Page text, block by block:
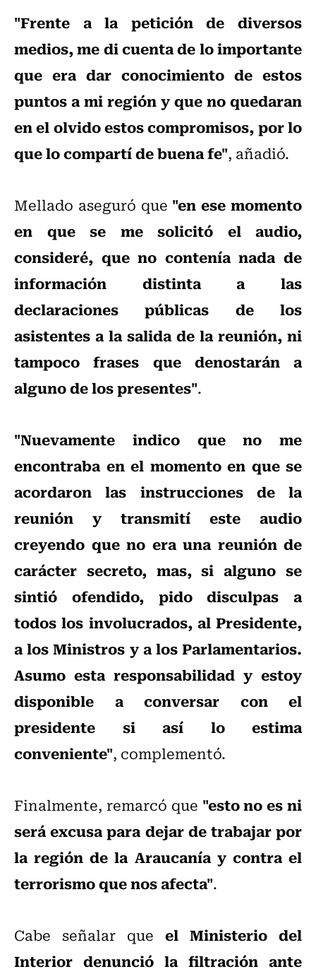
"Frente a la petición de diversos
medios, me di cuenta de lo importante
que era dar conocimiento de estos
puntos a mi región y que no quedaran
en el olvido estos compromisos, por lo
que lo compartí de buena fe", añadió.
Mellado aseguró que "en ese momento
en que se me solicitó el audio,
consideré, que no contenía nada de
información distinta a las
declaraciones públicas de los
asistentes a la salida de la reunión, ni
tampoco frases que denostarán a
alguno de los presentes".
"Nuevamente indico que no me
encontraba en el momento en que se
acordaron las instrucciones de la
reunión y transmití este audio
creyendo que no era una reunión de
carácter secreto, mas, si alguno se
sintió ofendido, pido disculpas a
todos los involucrados, al Presidente,
a los Ministros y a los Parlamentarios.
Asumo esta responsabilidad y estoy
disponible a conversar con el
presidente si así lo estima
conveniente", complementó.
Finalmente, remarcó que "esto no es ni
será excusa para dejar de trabajar por
la región de la Araucanía y contra el
terrorismo que nos afecta".
Cabe señalar que el Ministerio del
Interior denunció la filtración ante